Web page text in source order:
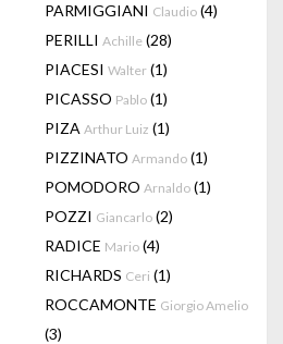
PARMIGGIANI Claudio (4)
PERILLI Achille (28)
PIACESI Walter (1)
PICASSO Pablo (1)
PIZA Arthur Luiz (1)
PIZZINATO Armando (1)
POMODORO Arnaldo (1)
POZZI Giancarlo (2)
RADICE Mario (4)
RICHARDS Ceri (1)
ROCCAMONTE Giorgio Amelio
(3)